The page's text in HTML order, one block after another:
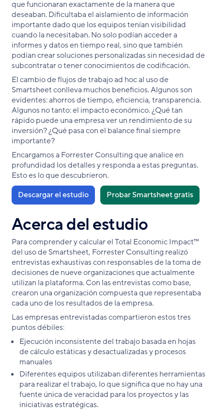
que funcionaran exactamente de la manera que
deseaban. Dificultaba el aislamiento de información
importante dado que los equipos tenían visibilidad
cuando la necesitaban. No solo podían acceder a
informes y datos en tiempo real, sino que también
podían crear soluciones personalizadas sin necesidad de
subcontratar o tener conocimientos de codificación.
El cambio de flujos de trabajo ad hoc al uso de
Smartsheet conlleva muchos beneficios. Algunos son
evidentes: ahorros de tiempo, eficiencia, transparencia.
Algunos no tanto: el impacto económico. ¿Qué tan
rápido puede una empresa ver un rendimiento de su
inversión? ¿Qué pasa con el balance final siempre
importante?
Encargamos a Forrester Consulting que analice en
profundidad los detalles y responda a estas preguntas.
Esto es lo que descubrieron.
Descargar el estudio
Probar Smartsheet gratis
Acerca del estudio
Para comprender y calcular el Total Economic Impact™
del uso de Smartsheet, Forrester Consulting realizó
entrevistas exhaustivas con responsables de la toma de
decisiones de nueve organizaciones que actualmente
utilizan la plataforma. Con las entrevistas como base,
crearon una organización compuesta que representaba
cada uno de los resultados de la empresa.
Las empresas entrevistadas compartieron estos tres
puntos débiles:
Ejecución inconsistente del trabajo basada en hojas
de cálculo estáticas y desactualizadas y procesos
manuales
Diferentes equipos utilizaban diferentes herramientas
para realizar el trabajo, lo que significa que no hay una
fuente única de veracidad para los proyectos y las
iniciativas estratégicas.